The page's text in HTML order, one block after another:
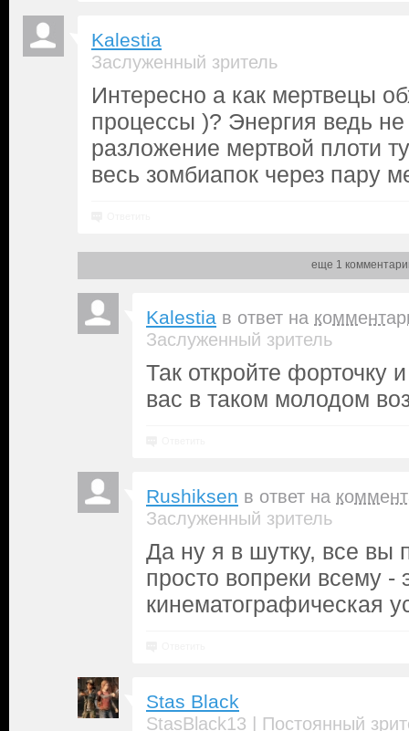
Kalestia
Заслуженный зритель
Интересно а как мертвецы
процессы )? Энергия ведь не
разложение мертвой плоти
весь зомбиапок через пару
еще 1
Kalestia в ответ на
Заслуженный зритель
Так откройте форточку
вас в таком молодом
Rushiksen в ответ на
Заслуженный зритель
Да ну я в шутку, все вы
просто вопреки всему -
кинематографическая
Stas Black
StasBlack13 | Постоянный